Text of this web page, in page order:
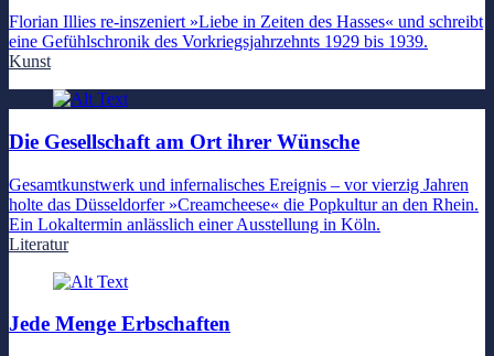
Florian Illies re-inszeniert »Liebe in Zeiten des Hasses« und schreibt
eine Gefühlschronik des Vorkriegsjahrzehnts 1929 bis 1939.
Kunst
Die Gesellschaft am Ort ihrer Wünsche
Gesamtkunstwerk und infernalisches Ereignis – vor vierzig Jahren
holte das Düsseldorfer »Creamcheese« die Popkultur an den Rhein.
Ein Lokaltermin anlässlich einer Ausstellung in Köln.
Literatur
Jede Menge Erbschaften